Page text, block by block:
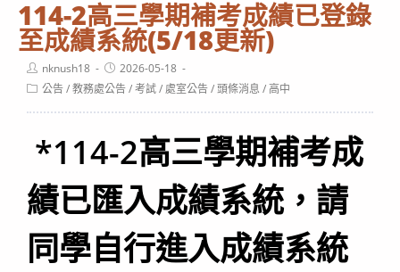
114-2高三學期補考成績已登錄
至成績系統(5/18更新)
Post
author:
nknush18
Post
published:
2026-05-18
Post公告/教務處公告/考試/處室公告/頭條消息 /高中
*114-2高三學期補考成
績已匯入成績系統，請
同學自行進入成績系統